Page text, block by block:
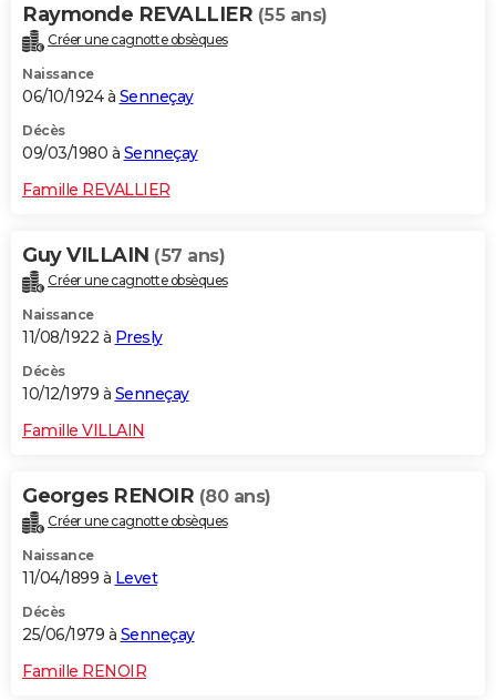
Raymonde REVALLIER (55 ans)
Créer une cagnotte obsèques
Naissance
06/10/1924 à Senneçay
Décès
09/03/1980 à Senneçay
Famille REVALLIER
Guy VILLAIN (57 ans)
Créer une cagnotte obsèques
Naissance
11/08/1922 à Presly
Décès
10/12/1979 à Senneçay
Famille VILLAIN
Georges RENOIR (80 ans)
Créer une cagnotte obsèques
Naissance
11/04/1899 à Levet
Décès
25/06/1979 à Senneçay
Famille RENOIR